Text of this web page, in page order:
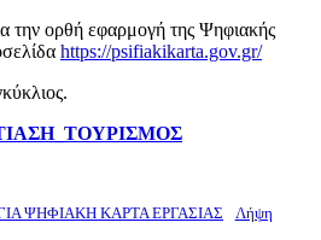
την ορθή εφαρμογή της Ψηφιακής
https://psifiakikarta.gov.gr/
ΨΗΦΙΑΚΗ ΚΑΡΤΑ ΕΡΓΑΣΙΑΣ Λήψη